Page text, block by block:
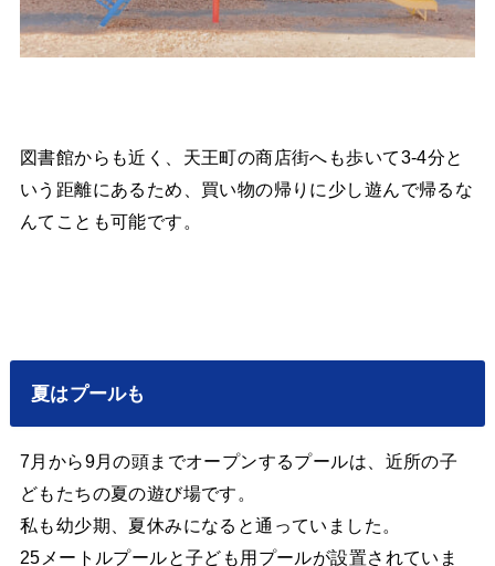
図書館からも近く、天王町の商店街へも歩いて3-4分と
いう距離にあるため、買い物の帰りに少し遊んで帰るな
んてことも可能です。
夏はプールも
7月から9月の頭までオープンするプールは、近所の子
どもたちの夏の遊び場です。
私も幼少期、夏休みになると通っていました。
25メートルプールと子ども用プールが設置されていま